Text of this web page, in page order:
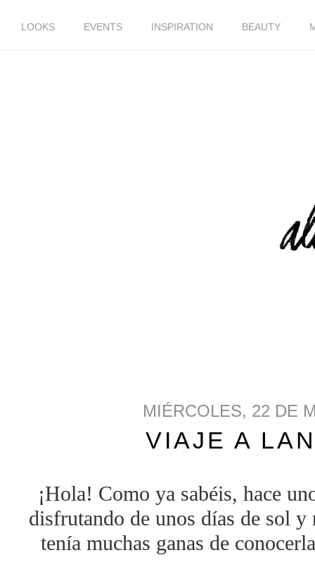
LOOKS EVENTS INSPIRATION BEAUTY
MIÉRCOLES, 22 DE
VIAJE A
¡Hola! Como ya sabéis, hace
disfrutando de unos días de sol y
tenía muchas ganas de